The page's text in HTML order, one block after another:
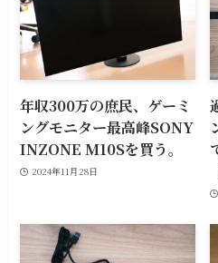
年収300万の庶民、ゲーミ
ングモニター最高峰SONY
INZONE M10Sを買う。
2024年11月28日